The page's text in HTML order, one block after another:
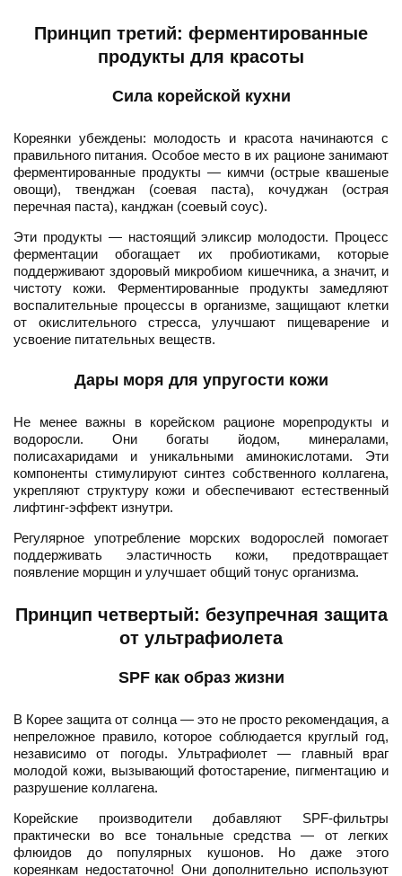
Принцип третий: ферментированные
продукты для красоты
Сила корейской кухни
Кореянки убеждены: молодость и красота начинаются с
правильного питания. Особое место в их рационе занимают
ферментированные продукты — кимчи (острые квашеные
овощи), твенджан (соевая паста), кочуджан (острая
перечная паста), канджан (соевый соус).
Эти продукты — настоящий эликсир молодости. Процесс
ферментации обогащает их пробиотиками, которые
поддерживают здоровый микробиом кишечника, а значит, и
чистоту кожи. Ферментированные продукты замедляют
воспалительные процессы в организме, защищают клетки
от окислительного стресса, улучшают пищеварение и
усвоение питательных веществ.
Дары моря для упругости кожи
Не менее важны в корейском рационе морепродукты и
водоросли. Они богаты йодом, минералами,
полисахаридами и уникальными аминокислотами. Эти
компоненты стимулируют синтез собственного коллагена,
укрепляют структуру кожи и обеспечивают естественный
лифтинг-эффект изнутри.
Регулярное употребление морских водорослей помогает
поддерживать эластичность кожи, предотвращает
появление морщин и улучшает общий тонус организма.
Принцип четвертый: безупречная защита
от ультрафиолета
SPF как образ жизни
В Корее защита от солнца — это не просто рекомендация, а
непреложное правило, которое соблюдается круглый год,
независимо от погоды. Ультрафиолет — главный враг
молодой кожи, вызывающий фотостарение, пигментацию и
разрушение коллагена.
Корейские производители добавляют SPF-фильтры
практически во все тональные средства — от легких
флюидов до популярных кушонов. Но даже этого
кореянкам недостаточно! Они дополнительно используют